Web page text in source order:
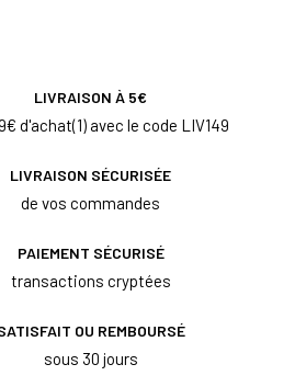
LIVRAISON À 5€
d'achat(1) avec le code LIV149
LIVRAISON SÉCURISÉE
de vos commandes
PAIEMENT SÉCURISÉ
transactions cryptées
OU REMBOURSÉ
sous 30 jours